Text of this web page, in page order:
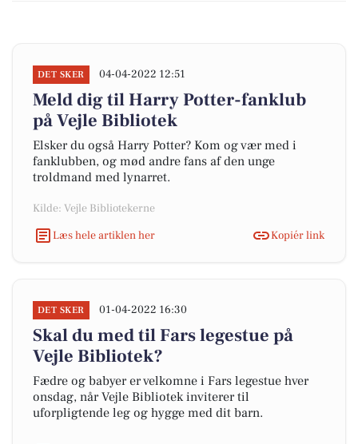
DET SKER 04-04-2022 12:51
Meld dig til Harry Potter-fanklub
på Vejle Bibliotek
Elsker du også Harry Potter? Kom og vær med i
fanklubben, og mød andre fans af den unge
troldmand med lynarret.
Kilde: Vejle Bibliotekerne
Læs hele artiklen her
Kopiér link
DET SKER 01-04-2022 16:30
Skal du med til Fars legestue på
Vejle Bibliotek?
Fædre og babyer er velkomne i Fars legestue hver
onsdag, når Vejle Bibliotek inviterer til
uforpligtende leg og hygge med dit barn.